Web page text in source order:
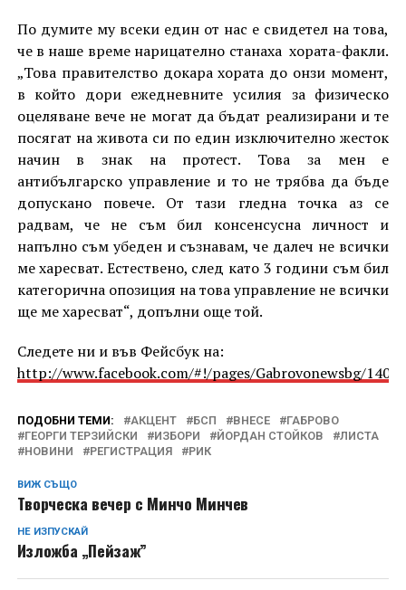
По думите му всеки един от нас е свидетел на това,
че в наше време нарицателно станаха хората-факли.
„Това правителство докара хората до онзи момент,
в който дори ежедневните усилия за физическо
оцеляване вече не могат да бъдат реализирани и те
посягат на живота си по един изключително жесток
начин в знак на протест. Това за мен е
антибългарско управление и то не трябва да бъде
допускано повече. От тази гледна точка аз се
радвам, че не съм бил консенсусна личност и
напълно съм убеден и съзнавам, че далеч не всички
ме харесват. Естествено, след като 3 години съм бил
категорична опозиция на това управление не всички
ще ме харесват“, допълни още той.
Следете ни и във Фейсбук на:
http://www.facebook.com/#!/pages/Gabrovonewsbg/
ПОДОБНИ ТЕМИ: АКЦЕНТ БСП ВНЕСЕ
ГАБРОВО
ГЕОРГИ ТЕРЗИЙСКИ
ИЗБОРИ ЙОРДАН СТОЙКОВ
ЛИСТА
НОВИНИ
РЕГИСТРАЦИЯ РИК
ВИЖ СЪЩО
Творческа вечер с Минчо Минчев
НЕ ИЗПУСКАЙ
Изложба „Пейзаж”